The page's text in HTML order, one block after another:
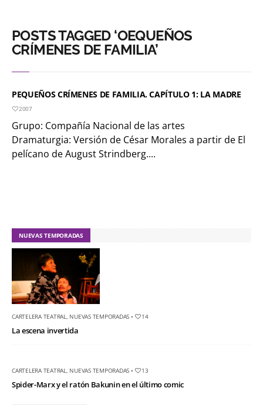
POSTS TAGGED ‘OEQUEÑOS
CRÍMENES DE FAMILIA’
PEQUEÑOS CRÍMENES DE FAMILIA. CAPÍTULO 1: LA MADRE
2007
Grupo: Compañía Nacional de las artes
Dramaturgia: Versión de César Morales a partir de El
pelícano de August Strindberg....
NUEVAS TEMPORADAS
CARTELERA TEATRAL NUEVAS TEMPORADAS • 14
La escena invertida
CARTELERA TEATRAL NUEVAS TEMPORADAS • 13
Spider-Marx y el ratón Bakunin en el último comic